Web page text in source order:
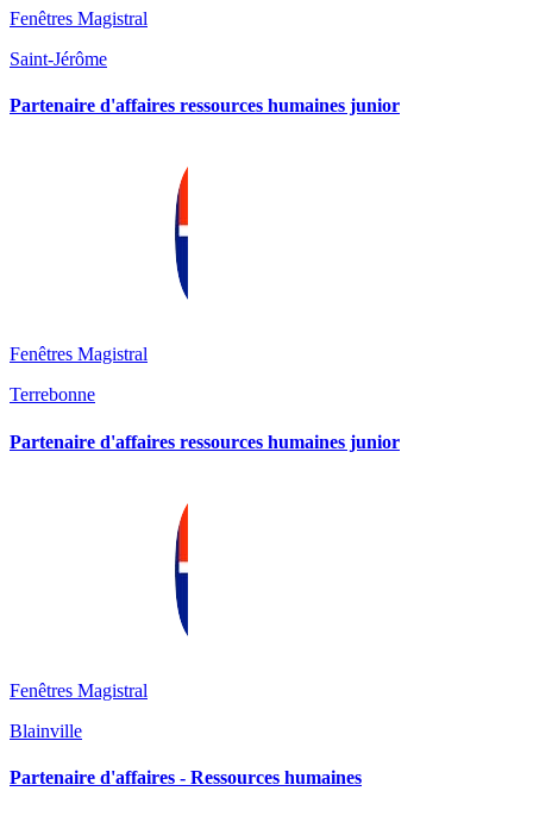
Fenêtres Magistral
Saint-Jérôme
Partenaire d'affaires ressources humaines junior
Fenêtres Magistral
Terrebonne
Partenaire d'affaires ressources humaines junior
Fenêtres Magistral
Blainville
Partenaire d'affaires - Ressources humaines